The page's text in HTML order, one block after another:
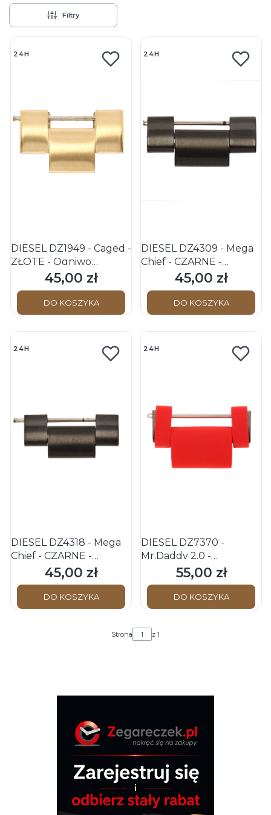
Filtry
24H
DIESEL DZ1949 - Caged -
ZŁOTE - Ogniwo
bransolety
Cena
45,00 zł
DO KOSZYKA
24H
DIESEL DZ4309 - Mega
Chief - CZARNE -
Ogniwo bransolety
Cena
45,00 zł
DO KOSZYKA
24H
DIESEL DZ4318 - Mega
Chief - CZARNE -
Ogniwo bransolety
Cena
45,00 zł
DO KOSZYKA
24H
DIESEL DZ7370 -
Mr.Daddy 2.0 -
CZERWONE - Ogniwo
bransolety
Cena
55,00 zł
DO KOSZYKA
Strona z 1